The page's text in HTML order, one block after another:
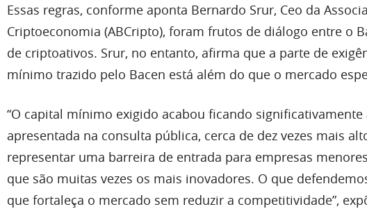
Essas regras, conforme aponta Bernardo Srur, Ceo da
Criptoeconomia (ABCripto), foram frutos de diálogo entre o
de criptoativos. Srur, no entanto, afirma que a parte de
mínimo trazido pelo Bacen está além do que o mercado
“O capital mínimo exigido acabou ficando
apresentada na consulta pública, cerca de dez vezes mais
representar uma barreira de entrada para empresas
que são muitas vezes os mais inovadores. O que
que fortaleça o mercado sem reduzir a competitividade”,